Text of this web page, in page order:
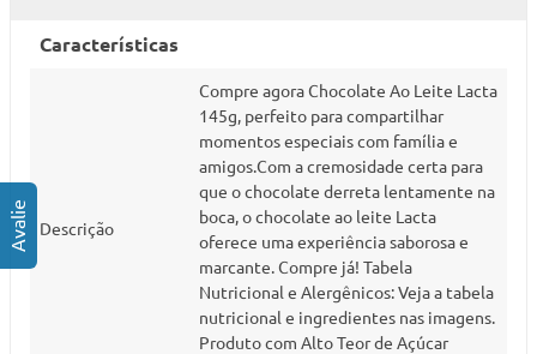
Características
Descrição
Compre agora Chocolate Ao Leite Lacta
145g, perfeito para compartilhar
momentos especiais com família e
amigos.Com a cremosidade certa para
que o chocolate derreta lentamente na
boca, o chocolate ao leite Lacta
oferece uma experiência saborosa e
marcante. Compre já! Tabela
Nutricional e Alergênicos: Veja a tabela
nutricional e ingredientes nas imagens.
Produto com Alto Teor de Açúcar